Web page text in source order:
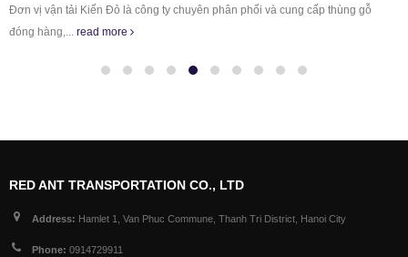
Economic development of our country is growing, the transport of goods
between businesses is increasing rapidly, leading to the...
RED ANT TRANSPORTATION CO., LTD
Address: Hamlet 1, Van Phuc Commune, Thanh Tri District, Hanoi City
Phone: 0914729911